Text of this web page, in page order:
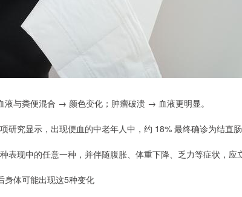
与粪便混合 → 颜色变化；肿瘤破溃 → 血液更明显。
研究显示，出现便血的中老年人中，约 18% 最终确诊为结直肠
表现中的任意一种，并伴随腹胀、体重下降、乏力等症状，应
身体可能出现这5种变化